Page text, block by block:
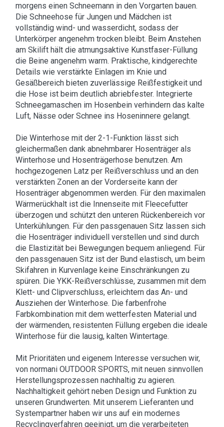
morgens einen Schneemann in den Vorgarten bauen.
Die Schneehose für Jungen und Mädchen ist
vollständig wind- und wasserdicht, sodass der
Unterkörper angenehm trocken bleibt. Beim Anstehen
am Skilift hält die atmungsaktive Kunstfaser-Füllung
die Beine angenehm warm. Praktische, kindgerechte
Details wie verstärkte Einlagen im Knie und
Gesäßbereich bieten zuverlässige Reißfestigkeit und
die Hose ist beim deutlich abriebfester. Integrierte
Schneegamaschen im Hosenbein verhindern das kalte
Luft, Nässe oder Schnee ins Hoseninnere gelangt.
Die Winterhose mit der 2-1-Funktion lässt sich
gleichermaßen dank abnehmbarer Hosenträger als
Winterhose und Hosenträgerhose benutzen. Am
hochgezogenen Latz per Reißverschluss und an den
verstärkten Zonen an der Vorderseite kann der
Hosenträger abgenommen werden. Für den maximalen
Wärmerückhalt ist die Innenseite mit Fleecefutter
überzogen und schützt den unteren Rückenbereich vor
Unterkühlungen. Für den passgenauen Sitz lassen sich
die Hosenträger individuell verstellen und sind durch
die Elastizität bei Bewegungen bequem anliegend. Für
den passgenauen Sitz ist der Bund elastisch, um beim
Skifahren in Kurvenlage keine Einschränkungen zu
spüren. Die YKK-Reißverschlüsse, zusammen mit dem
Klett- und Clipverschluss, erleichtern das An- und
Ausziehen der Winterhose. Die farbenfrohe
Farbkombination mit dem wetterfesten Material und
der wärmenden, resistenten Füllung ergeben die ideale
Winterhose für die lausig, kalten Wintertage.
Mit Prioritäten und eigenem Interesse versuchen wir,
von normani OUTDOOR SPORTS, mit neuen sinnvollen
Herstellungsprozessen nachhaltig zu agieren.
Nachhaltigkeit gehört neben Design und Funktion zu
unseren Grundwerten. Mit unserem Lieferanten und
Systempartner haben wir uns auf ein modernes
Recyclingverfahren geeinigt, um die verarbeiteten